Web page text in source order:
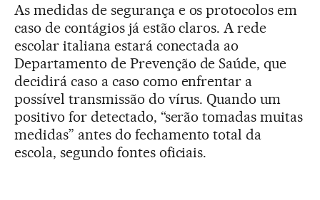
As medidas de segurança e os protocolos em
caso de contágios já estão claros. A rede
escolar italiana estará conectada ao
Departamento de Prevenção de Saúde, que
decidirá caso a caso como enfrentar a
possível transmissão do vírus. Quando um
positivo for detectado, “serão tomadas muitas
medidas” antes do fechamento total da
escola, segundo fontes oficiais.